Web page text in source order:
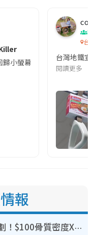
小螢幕啦!這次的劇本改編
co
吹
台灣
台灣地鐵宣
閱讀更多
報
港大推賽馬會強化骨骼計劃！$100骨質密度X光檢查 完成免費運動訓練送超市禮券！附參加資格